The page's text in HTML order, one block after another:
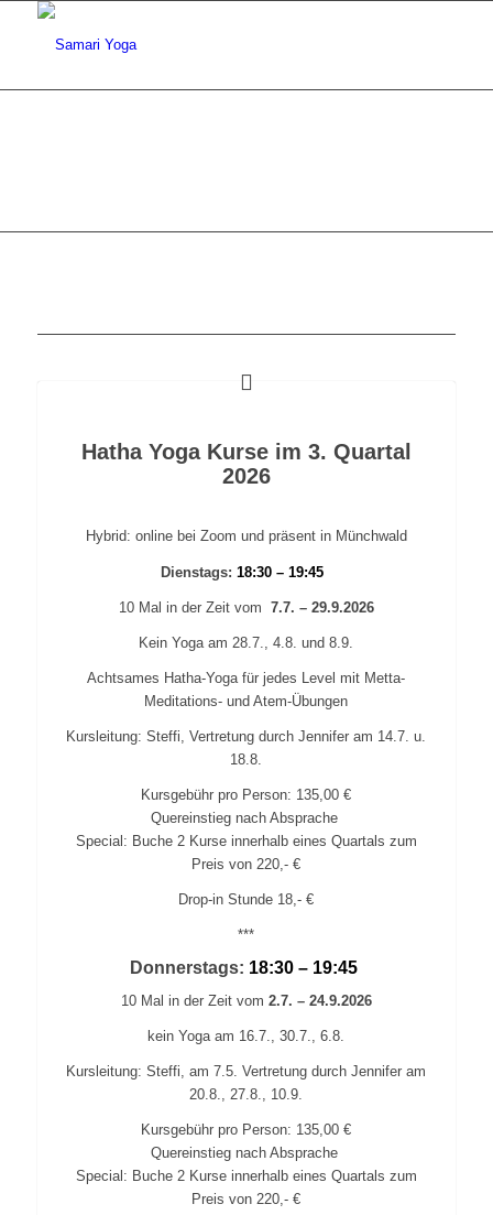
Hatha Yoga Kurse im 3. Quartal
2026
Hybrid: online bei Zoom und präsent in Münchwald
Dienstags: 18:30 – 19:45
10 Mal in der Zeit vom 7.7. – 29.9.2026
Kein Yoga am 28.7., 4.8. und 8.9.
Achtsames Hatha-Yoga für jedes Level mit Metta-
Meditations- und Atem-Übungen
Kursleitung: Steffi, Vertretung durch Jennifer am 14.7. u.
18.8.
Kursgebühr pro Person: 135,00 €
Quereinstieg nach Absprache
Special: Buche 2 Kurse innerhalb eines Quartals zum
Preis von 220 ,-€
Drop-in Stunde 18,- €
***
Donnerstags: 18:30 – 19:45
10 Mal in der Zeit vom 2.7. – 24.9.2026
kein Yoga am 16.7., 30.7., 6.8.
Kursleitung: Steffi, am 7.5. Vertretung durch Jennifer am
20.8., 27.8., 10.9.
Kursgebühr pro Person: 135,00 €
Quereinstieg nach Absprache
Special: Buche 2 Kurse innerhalb eines Quartals zum
Preis von 220,-€